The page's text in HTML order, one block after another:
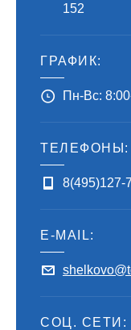
152
ГРАФИК:
Пн-Вс:
ТЕЛЕФОНЫ:
8(495)127-
E-MAIL:
СОЦ. СЕТИ: